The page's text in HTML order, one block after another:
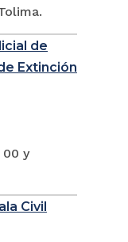
de
Extinción
00 y
Civil